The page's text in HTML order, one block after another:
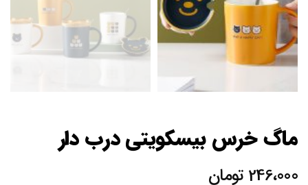
ماگ خرس بیسکویتی درب دار
246،000 تومان